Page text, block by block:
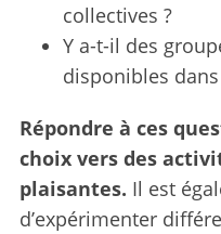
collectives ?
Y a-t-il des
disponibles
Répondre à ces
choix vers des
plaisantes. Il est
d’expérimenter